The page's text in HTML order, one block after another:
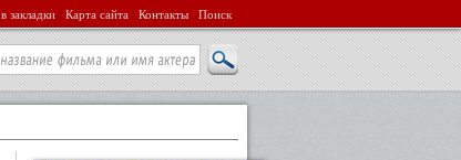
закладки Карта сайта Контакты Поиск